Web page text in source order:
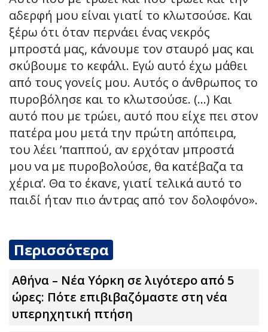
αδερφή μου είναι γιατί το κλωτσούσε. Και
ξέρω ότι όταν περνάει ένας νεκρός
μπροστά μας, κάνουμε τον σταυρό μας και
σκύβουμε το κεφάλι. Εγώ αυτό έχω μάθει
από τους γονείς μου. Αυτός ο άνθρωπος το
πυροβόλησε και το κλωτσούσε. (…) Και
αυτό που με τρώει, αυτό που είχε πει στον
πατέρα μου μετά την πρώτη απόπειρα,
του λέει ’παππού, αν ερχόταν μπροστά
μου να με πυροβολούσε, θα κατέβαζα τα
χέρια’. Θα το έκανε, γιατί τελικά αυτό το
παιδί ήταν πιο άντρας από τον δολοφόνο».
Περισσότερα
Αθήνα – Νέα Υόρκη σε λιγότερο από 5
ώρες: Πότε επιβιβαζόμαστε στη νέα
υπερηχητική πτήση